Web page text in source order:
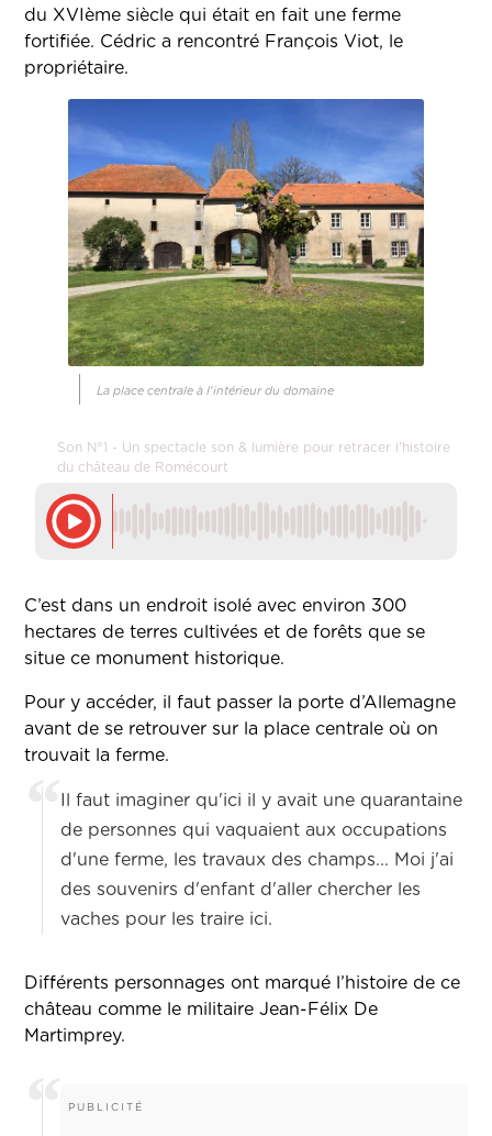
du XVIème siècle qui était en fait une ferme
fortifiée. Cédric a rencontré François Viot, le
propriétaire.
La place centrale à l'intérieur du domaine
Son N°1 - Un spectacle son & lumière pour retracer l'histoire
du château de Romécourt
C’est dans un endroit isolé avec environ 300
hectares de terres cultivées et de forêts que se
situe ce monument historique.
Pour y accéder, il faut passer la porte d’Allemagne
avant de se retrouver sur la place centrale où on
trouvait la ferme.
Il faut imaginer qu'ici il y avait une quarantaine
de personnes qui vaquaient aux occupations
d'une ferme, les travaux des champs... Moi j'ai
des souvenirs d'enfant d'aller chercher les
vaches pour les traire ici.
Différents personnages ont marqué l’histoire de ce
château comme le militaire Jean-Félix De
Martimprey.